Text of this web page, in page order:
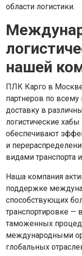
области логистики.
нашей
ПЛК Карго в
партнеров по всему
доставку в
логистические
обеспечивают
и
видами транспорта
Наша компания
поддержке
способствующих
транспортировке —
таможенных
международными
глобальных